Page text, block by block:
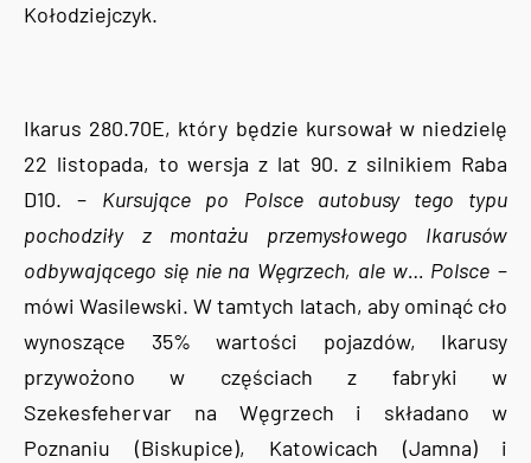
Kołodziejczyk.
Ikarus 280.70E, który będzie kursował w niedzielę
22 listopada, to wersja z lat 90. z silnikiem Raba
D10. – Kursujące po Polsce autobusy tego typu
pochodziły z montażu przemysłowego Ikarusów
odbywającego się nie na Węgrzech, ale w… Polsce –
mówi Wasilewski. W tamtych latach, aby ominąć cło
wynoszące 35% wartości pojazdów, Ikarusy
przywożono w częściach z fabryki w
Szekesfehervar na Węgrzech i składano w
Poznaniu (Biskupice), Katowicach (Jamna) i